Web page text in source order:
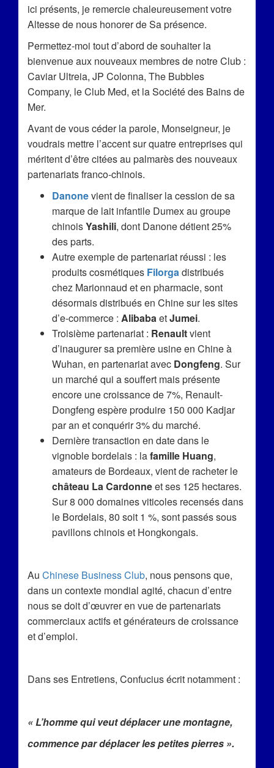
ici présents, je remercie chaleureusement votre
Altesse de nous honorer de Sa présence.
Permettez-moi tout d’abord de souhaiter la
bienvenue aux nouveaux membres de notre Club :
Caviar Ultreia, JP Colonna, The Bubbles
Company, le Club Med, et la Société des Bains de
Mer.
Avant de vous céder la parole, Monseigneur, je
voudrais mettre l’accent sur quatre entreprises qui
méritent d’être citées au palmarès des nouveaux
partenariats franco-chinois.
Danonevient de finaliser la cession de sa
marque de lait infantile Dumex au groupe
chinoisYashili, dont Danone détient 25%
des parts.
Autre exemple de partenariat réussi : les
produits cosmétiques Filorgadistribués
chez Marionnaud et en pharmacie, sont
désormais distribués en Chine sur les sites
d’e-commerce : AlibabaetJumei.
Troisième partenariat : Renaultvient
d’inaugurer sa première usine en Chine à
Wuhan, en partenariat avec Dongfeng. Sur
un marché qui a souffert mais présente
encore une croissance de 7%, Renault-
Dongfeng espère produire 150 000 Kadjar
par an et conquérir 3% du marché.
Dernière transaction en date dans le
vignoble bordelais : lafamille Huang,
amateurs de Bordeaux, vient de racheter le
château La Cardonneet ses 125 hectares.
Sur 8 000 domaines viticoles recensés dans
le Bordelais, 80 soit 1 %, sont passés sous
pavillons chinois et Hongkongais.
Au Chinese Business Club, nous pensons que,
dans un contexte mondial agité, chacun d’entre
nous se doit d’œuvrer en vue de partenariats
commerciaux actifs et générateurs de croissance
et d’emploi.
Dans ses Entretiens, Confucius écrit notamment :
« L’homme qui veut déplacer une montagne,
commence par déplacer les petites pierres ».